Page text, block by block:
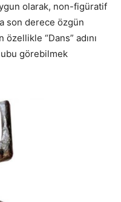
olarak, non-figüratif
son derece özgün
“Dans” adını
görebilmek